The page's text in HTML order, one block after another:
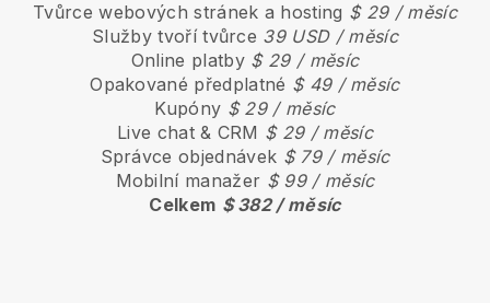
Tvůrce webových stránek a hosting $ 29 / měsíc
Služby tvoří tvůrce 39 USD / měsíc
Online platby $ 29 / měsíc
Opakované předplatné $ 49 / měsíc
Kupóny $ 29 / měsíc
Live chat & CRM $ 29 / měsíc
Správce objednávek $ 79 / měsíc
Mobilní manažer $ 99 / měsíc
Celkem $ 382 / měsíc